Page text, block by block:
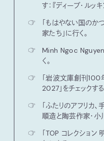
す：『ディープ・ルッ
☞
「もはやない国のか
家たち」に行く。
☞
Minh Ngoc
く。
☞
「岩波文庫創刊100
2027」をチェックする
☞
「ふたりのアフリカ
順造と陶芸作家・小
☞
「TOP コレクション